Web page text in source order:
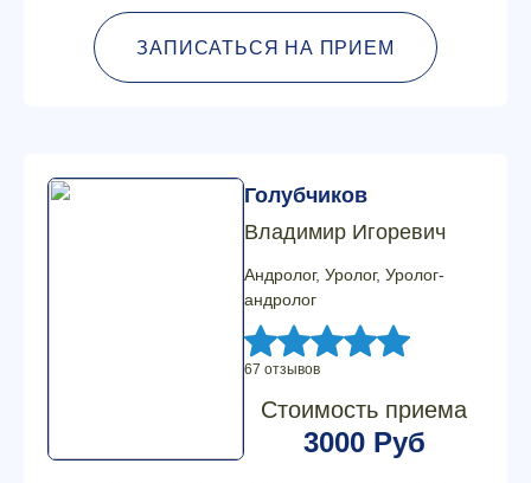
ЗАПИСАТЬСЯ НА ПРИЕМ
Голубчиков
Владимир Игоревич
Андролог, Уролог, Уролог-
андролог
67 отзывов
Стоимость приема
3000 Руб